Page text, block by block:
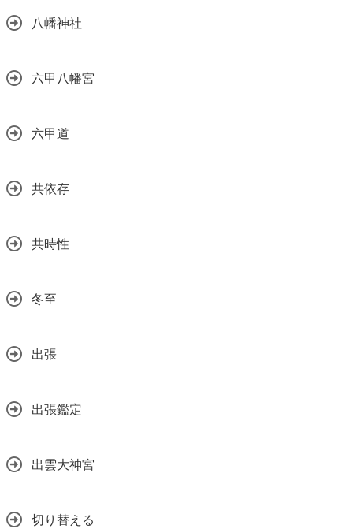
八幡神社
六甲八幡宮
六甲道
共依存
共時性
冬至
出張
出張鑑定
出雲大神宮
切り替える